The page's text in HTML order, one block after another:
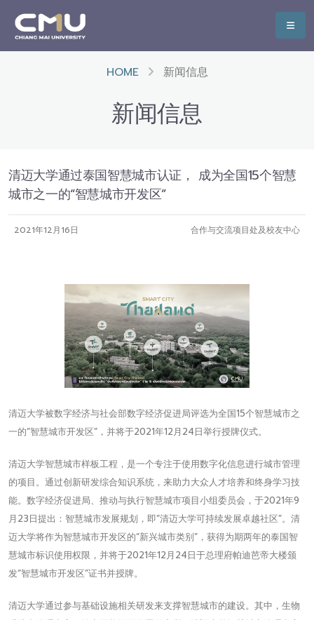
HOME 新闻信息
新闻信息
清迈大学通过泰国智慧城市认证， 成为全国15个智慧
城市之一的“智慧城市开发区”
2021年12月16日 合作与交流项目处及校友中心
清迈大学被数字经济与社会部数字经济促进局评选为全国15个智慧城市之
一的“智慧城市开发区”，并将于2021年12月24日举行授牌仪式。
清迈大学智慧城市样板工程，是一个专注于使用数字化信息进行城市管理
的项目。通过创新研发综合知识系统，来助力大众人才培养和终身学习技
能。数字经济促进局、推动与执行智慧城市项目小组委员会，于2021年9
月23日提出：智慧城市发展规划，即“清迈大学可持续发展卓越社区”。清
迈大学将作为智慧城市开发区的“新兴城市类别”，获得为期两年的泰国智
慧城市标识使用权限，并将于2021年12月24日于总理府帕迪芭帝大楼颁
发“智慧城市开发区”证书并授牌。
清迈大学通过参与基础设施相关研发来支撑智慧城市的建设。其中，生物